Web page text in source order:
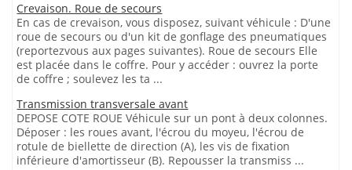
Crevaison. Roue de secours
En cas de crevaison, vous disposez, suivant véhicule : D'une
roue de secours ou d'un kit de gonflage des pneumatiques
(reportezvous aux pages suivantes). Roue de secours Elle
est placée dans le coffre. Pour y accéder : ouvrez la porte
de coffre ; soulevez les ta ...
Transmission transversale avant
DEPOSE COTE ROUE Véhicule sur un pont à deux colonnes.
Déposer : les roues avant, l'écrou du moyeu, l'écrou de
rotule de biellette de direction (A), les vis de fixation
inférieure d'amortisseur (B). Repousser la transmiss ...